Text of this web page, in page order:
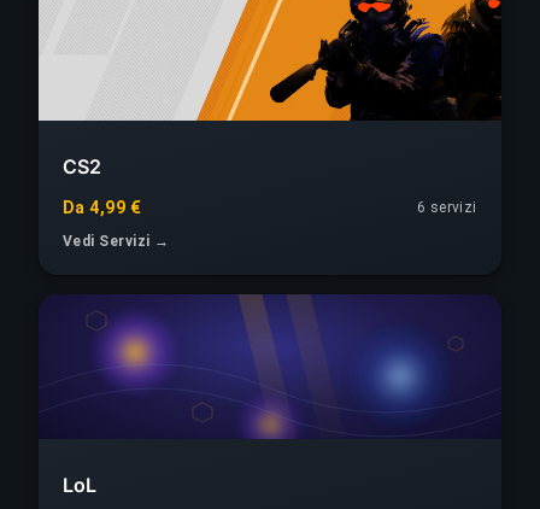
CS2
Da 4,99 € 6 servizi
Vedi Servizi →
LoL